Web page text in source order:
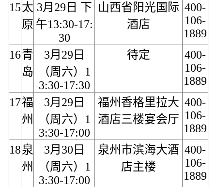
15太
原
3月29日 下
午13:30-17:
30
山西省阳光国际
酒店
400-
106-
1889
16青
岛
3月29日
（周六）1
3:30-17:30
待定
400-
106-
1889
17福
州
3月29日
（周六）1
3:30-17:00
福州香格里拉大
酒店三楼宴会厅
400-
106-
1889
18泉
州
3月30日
（周六）1
3:30-17:00
泉州市滨海大酒
店主楼
400-
106-
1889